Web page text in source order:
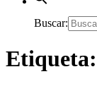
Buscar:
Etiqueta: